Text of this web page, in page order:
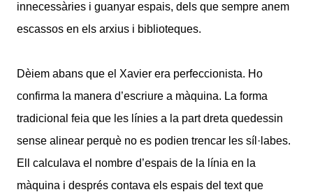
innecessàries i guanyar espais, dels que sempre anem
escassos en els arxius i biblioteques.
Dèiem abans que el Xavier era perfeccionista. Ho
confirma la manera d’escriure a màquina. La forma
tradicional feia que les línies a la part dreta quedessin
sense alinear perquè no es podien trencar les síl·labes.
Ell calculava el nombre d’espais de la línia en la
màquina i després contava els espais del text que